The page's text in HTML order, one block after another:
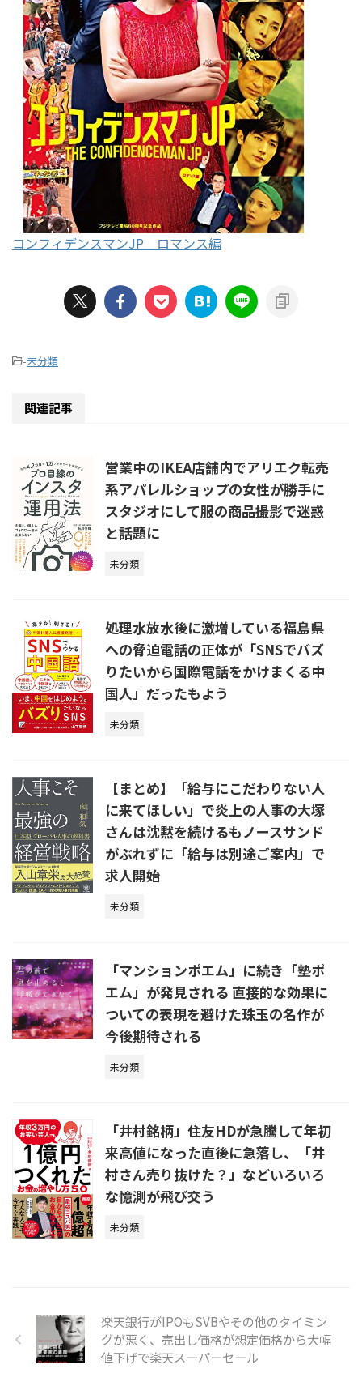
コンフィデンスマンJP ロマンス編
-未分類
関連記事
営業中のIKEA店舗内でアリエク転売
系アパレルショップの女性が勝手に
スタジオにして服の商品撮影で迷惑
と話題に
未分類
処理水放水後に激増している福島県
への脅迫電話の正体が「SNSでバズ
りたいから国際電話をかけまくる中
国人」だったもよう
未分類
【まとめ】「給与にこだわりない人
に来てほしい」で炎上の人事の大塚
さんは沈黙を続けるもノースサンド
がぶれずに「給与は別途ご案内」で
求人開始
未分類
「マンションポエム」に続き「塾ポ
エム」が発見される 直接的な効果に
ついての表現を避けた珠玉の名作が
今後期待される
未分類
「井村銘柄」住友HDが急騰して年初
来高値になった直後に急落し、「井
村さん売り抜けた？」などいろいろ
な憶測が飛び交う
未分類
楽天銀行がIPOもSVBやその他のタイミン
グが悪く、売出し価格が想定価格から大幅
値下げで楽天スーパーセール